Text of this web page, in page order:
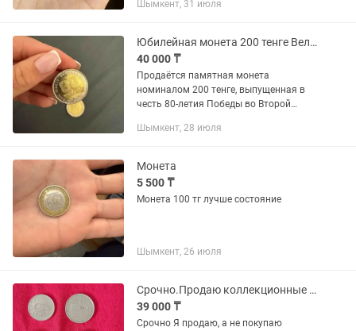
Шымкент, 31 июля
Юбилейная монета 200 тенге Великая Победа 1945-2025
40 000 ₸
Продаётся памятная монета
номиналом 200 тенге, выпущенная в
честь 80-летия Победы во Второй
великому историческому событию и
Шымкент, 28 июля
Монета
5 500 ₸
Монета 100 тг лучше состояние
Шымкент, 26 июля
Срочно.Продаю коллекционные монеты Казахстана, 4шт
39 000 ₸
Срочно Я продаю, а не покупаю